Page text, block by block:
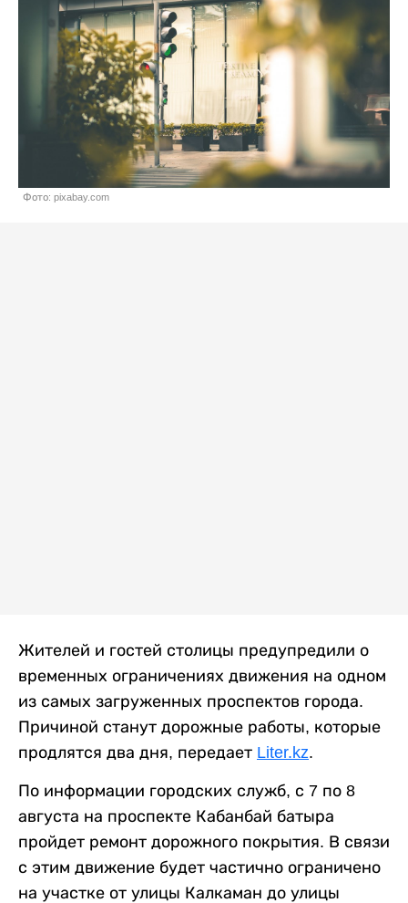
Фото: pixabay.com
Жителей и гостей столицы предупредили о
временных ограничениях движения на одном
из самых загруженных проспектов города.
Причиной станут дорожные работы, которые
продлятся два дня, передает Liter.kz.
По информации городских служб, с 7 по 8
августа на проспекте Кабанбай батыра
пройдет ремонт дорожного покрытия. В связи
с этим движение будет частично ограничено
на участке от улицы Калкаман до улицы